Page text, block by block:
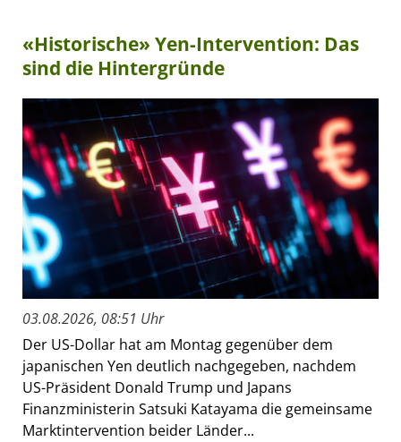
«Historische» Yen-Intervention: Das
sind die Hintergründe
03.08.2026, 08:51 Uhr
Der US-Dollar hat am Montag gegenüber dem
japanischen Yen deutlich nachgegeben, nachdem
US-Präsident Donald Trump und Japans
Finanzministerin Satsuki Katayama die gemeinsame
Marktintervention beider Länder...